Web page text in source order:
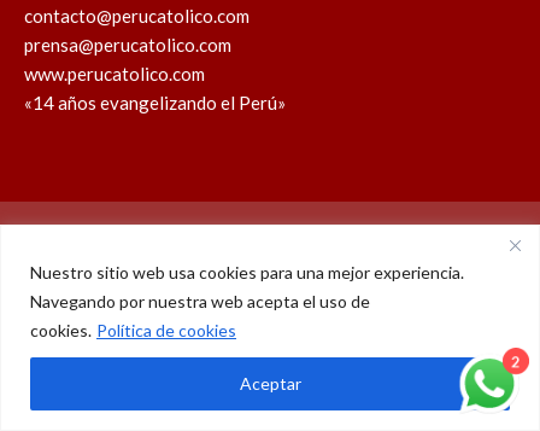
Nuestro sitio web usa cookies para una mejor experiencia.
Navegando por nuestra web acepta el uso de
cookies. Política de cookies
Aceptar
contacto@perucatolico.com
prensa@perucatolico.com
www.perucatolico.com
«14 años evangelizando el Perú»
WhatsAppFacebookYoutubeInstagram
X
© Derechos reservados 2026 – Perú Católico | 14 años
evangelizando el Perú
2